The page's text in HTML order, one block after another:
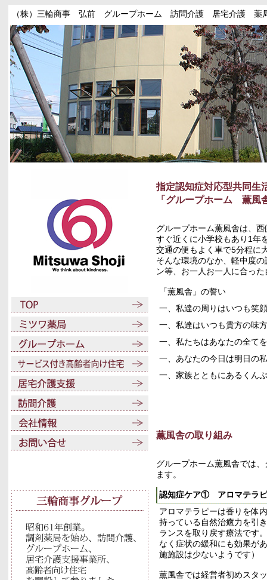
（株）三輪商事 弘前 グループホーム 訪問介護 居宅介護 薬
指定認知症対応型共同生
「グループホーム 薫風
グループホーム薫風舎は、
すぐ近くに小学校もあり1年
交通の便もよく車で5分程に
そんな環境のなか、軽中度
ン等、お一人お一人に合っ
「薫風舎」の誓い
一、私達の周りはいつも笑顔
一、私達はいつも貴方の味方
一、私たちはあなたの全て
一、あなたの今日は明日の
一、家族とともにある くん
薫風舎の取り組み
グループホーム薫風舎では
ます。
認知症ケア① アロマテラ
アロマテラピーは香りを体
持っている自然治癒力を引
ランスを取り戻す療法です
なく症状の緩和にも効果が
施施設は少ないようです）
薫風舎では経営者初めスタ